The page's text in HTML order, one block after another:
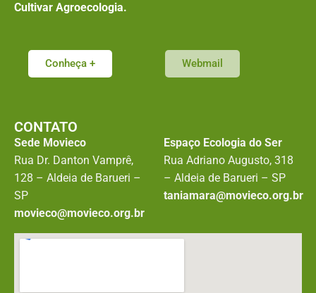
Cultivar Agroecologia.
Conheça + Webmail
CONTATO
Sede Movieco
Rua Dr. Danton Vamprê,
128 – Aldeia de Barueri –
SP
movieco@movieco.org.br
Espaço Ecologia do Ser
Rua Adriano Augusto, 318
– Aldeia de Barueri – SP
taniamara@movieco.org.br